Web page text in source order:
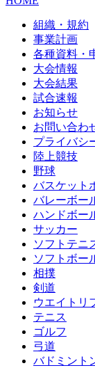
組織・規約
事業計画
各種資料・
大会情報
大会結果
試合速報
お知らせ
お問い合わ
プライバシ
陸上競技
野球
バスケット
バレーボー
ハンドボー
サッカー
ソフトテニ
ソフトボー
相撲
剣道
ウエイトリ
テニス
ゴルフ
弓道
バドミント